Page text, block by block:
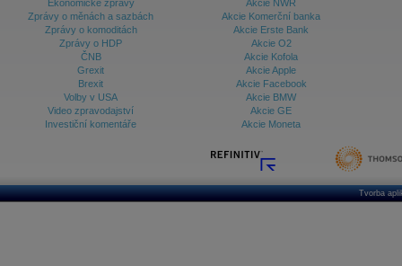
Ekonomické zprávy
Zprávy o měnách a sazbách
Zprávy o komoditách
Zprávy o HDP
ČNB
Grexit
Brexit
Volby v USA
Video zpravodajství
Investiční komentáře
Akcie NWR
Akcie Komerční banka
Akcie Erste Bank
Akcie O2
Akcie Kofola
Akcie Apple
Akcie Facebook
Akcie BMW
Akcie GE
Akcie Moneta
Tvorba